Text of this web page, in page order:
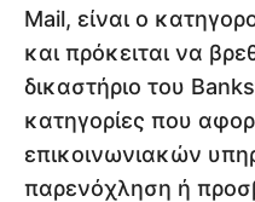
Mail, είναι ο
και πρόκειται να
δικαστήριο του
κατηγορίες που
επικοινωνιακών
παρενόχληση ή